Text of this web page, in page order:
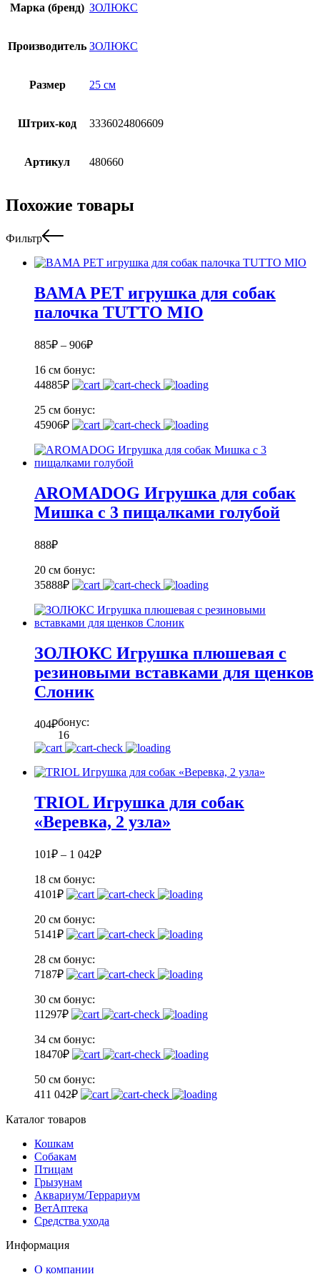
Марка (бренд) ЗОЛЮКС
Производитель ЗОЛЮКС
Размер 25 см
Штрих-код 3336024806609
Артикул 480660
Похожие товары
Фильтр
BAMA PET игрушка для собак
палочка TUTTO MIO
885₽ – 906₽
16 см бонус:
44885₽
25 см бонус:
45906₽
AROMADOG Игрушка для собак
Мишка с 3 пищалками голубой
888₽
20 см бонус:
35888₽
ЗОЛЮКС Игрушка плюшевая с
резиновыми вставками для щенков
Слоник
404₽бонус:
16
TRIOL Игрушка для собак
«Веревка, 2 узла»
101₽ – 1 042₽
18 см бонус:
4101₽
20 см бонус:
5141₽
28 см бонус:
7187₽
30 см бонус:
11 297₽
34 см бонус:
18470₽
50 см бонус:
41 1 042₽
Каталог товаров
Кошкам
Собакам
Птицам
Грызунам
Аквариум/Террариум
ВетАптека
Средства ухода
Информация
О компании